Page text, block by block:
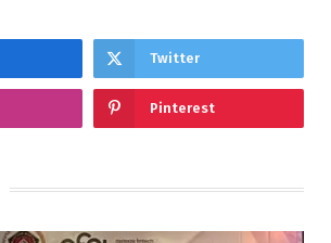
Twitter
Pinterest